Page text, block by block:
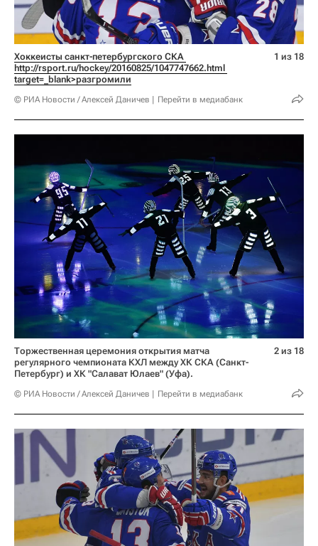
http://rsport.ru/hockey/20160825/1047747662.html
target=_blank>разгромили
© РИА Новости / Алексей Даничев Перейти в медиабанк
1 из 18
Торжественная церемония открытия матча
регулярного чемпионата КХЛ между ХК СКА (Санкт-
Петербург) и ХК "Салават Юлаев" (Уфа).
© РИА Новости / Алексей Даничев Перейти в медиабанк
2 из 18